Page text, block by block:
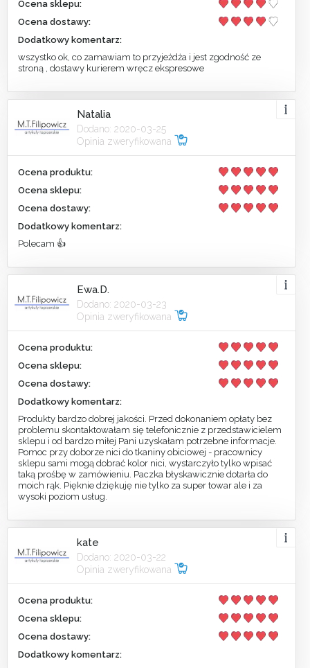
Ocena sklepu:
Ocena dostawy:
Dodatkowy komentarz:
wszystko ok, co zamawiam to przyjeżdża i jest zgodność ze
stroną , dostawy kurierem wręcz ekspresowe
Natalia
Dodano: 2020-03-25
Opinia zweryfikowana
Ocena produktu:
Ocena sklepu:
Ocena dostawy:
Dodatkowy komentarz:
Polecam 👍
Ewa.D.
Dodano: 2020-03-23
Opinia zweryfikowana
Ocena produktu:
Ocena sklepu:
Ocena dostawy:
Dodatkowy komentarz:
Produkty bardzo dobrej jakości. Przed dokonaniem opłaty bez
problemu skontaktowałam się telefonicznie z przedstawicielem
sklepu i od bardzo miłej Pani uzyskałam potrzebne informacje.
Pomoc przy doborze nici do tkaniny obiciowej - pracownicy
sklepu sami mogą dobrać kolor nici, wystarczyło tylko wpisać
taką prośbę w zamówieniu. Paczka błyskawicznie dotarła do
moich rąk. Pięknie dziękuję nie tylko za super towar ale i za
wysoki poziom usług.
kate
Dodano: 2020-03-22
Opinia zweryfikowana
Ocena produktu:
Ocena sklepu:
Ocena dostawy:
Dodatkowy komentarz: